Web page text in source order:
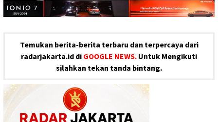
Temukan berita-berita terbaru dan terpercaya dari
radarjakarta.id di GOOGLE NEWS. Untuk Mengikuti
silahkan tekan tanda bintang.